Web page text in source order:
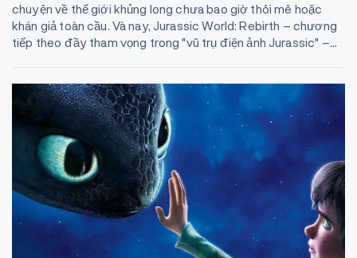
chuyện về thế giới khủng long chưa bao giờ thôi mê hoặc
khán giả toàn cầu. Và nay, Jurassic World: Rebirth – chương
tiếp theo đầy tham vọng trong "vũ trụ điện ảnh Jurassic" –...